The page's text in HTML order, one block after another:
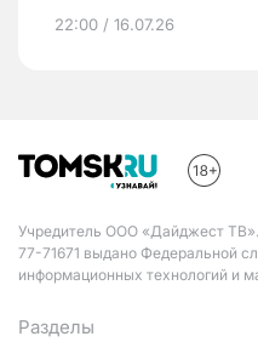
22:00 / 16.07.26
Учредитель ООО «Дайджест
77-71671 выдано Федеральной
информационных технологий и
Разделы